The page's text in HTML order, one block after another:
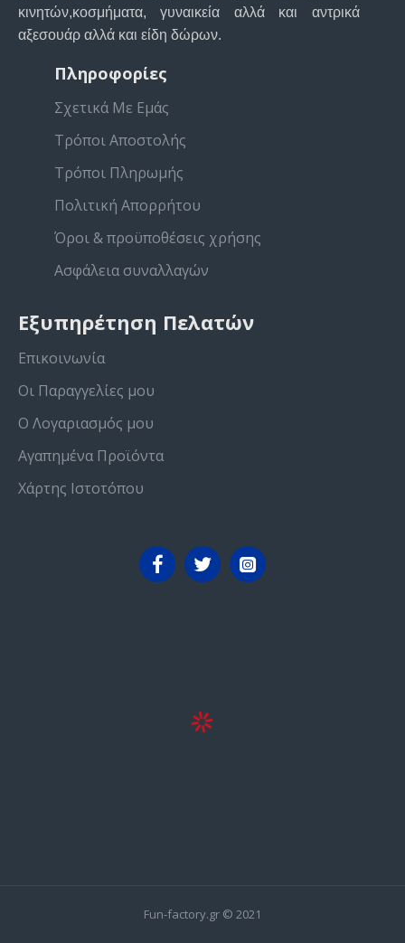
κινητών,κοσμήματα, γυναικεία αλλά και αντρικά
αξεσουάρ αλλά και είδη δώρων.
Πληροφορίες
Σχετικά Με Εμάς
Τρόποι Αποστολής
Τρόποι Πληρωμής
Πολιτική Απορρήτου
Όροι & προϋποθέσεις χρήσης
Ασφάλεια συναλλαγών
Εξυπηρέτηση Πελατών
Επικοινωνία
Οι Παραγγελίες μου
Ο Λογαριασμός μου
Αγαπημένα Προϊόντα
Χάρτης Ιστοτόπου
Fun-factory.gr © 2021